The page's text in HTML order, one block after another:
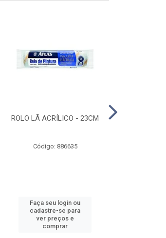
ROLO LÃ ACRÍLICO - 23CM
Código: 886635
Faça seu login ou
cadastre-se para
ver preços e
comprar